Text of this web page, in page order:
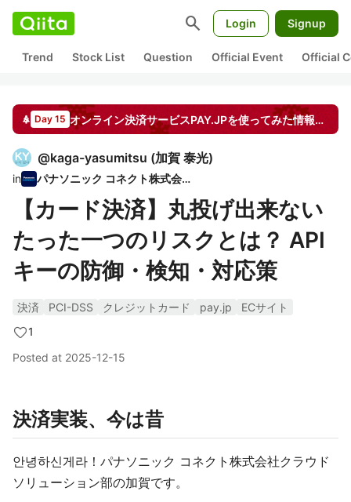
search Login Signup
Trend Stock List Question Official Event Official
Day 15 オンライン決済サービスPAY.JPを使ってみた情報をシェアしよう！ by PAY
@kaga-yasumitsu (加賀 泰光)
in パナソニック コネクト株式会社
【カード決済】丸投げ出来ない
たった一つのリスクとは？ API
キーの防御・検知・対応策
決済 PCI-DSS クレジットカード pay.jp
ECサイト
1
Posted at 2025-12-15
決済実装、今は昔
안녕하신게라！パナソニック コネクト株式会社クラウド
ソリューション部の加賀です。